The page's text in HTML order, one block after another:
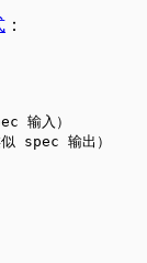
：
输入）
spec 输出）